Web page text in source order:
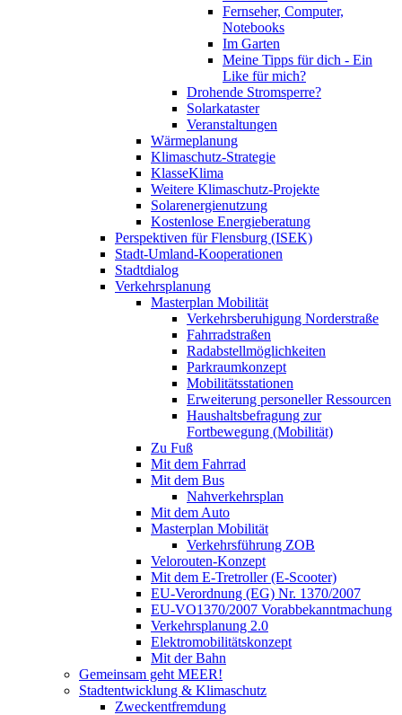
Fernseher, Computer,
Notebooks
Im Garten
Meine Tipps für dich - Ein
Like für mich?
Drohende Stromsperre?
Solarkataster
Veranstaltungen
Wärmeplanung
Klimaschutz-Strategie
KlasseKlima
Weitere Klimaschutz-Projekte
Solarenergienutzung
Kostenlose Energieberatung
Perspektiven für Flensburg (ISEK)
Stadt-Umland-Kooperationen
Stadtdialog
Verkehrsplanung
Masterplan Mobilität
Verkehrsberuhigung Norderstraße
Fahrradstraßen
Radabstellmöglichkeiten
Parkraumkonzept
Mobilitätsstationen
Erweiterung personeller Ressourcen
Haushaltsbefragung zur
Fortbewegung (Mobilität)
Zu Fuß
Mit dem Fahrrad
Mit dem Bus
Nahverkehrsplan
Mit dem Auto
Masterplan Mobilität
Verkehrsführung ZOB
Velorouten-Konzept
Mit dem E-Tretroller (E-Scooter)
EU-Verordnung (EG) Nr. 1370/2007
EU-VO1370/2007 Vorabbekanntmachung
Verkehrsplanung 2.0
Elektromobilitätskonzept
Mit der Bahn
Gemeinsam geht MEER!
Stadtentwicklung & Klimaschutz
Zweckentfremdung